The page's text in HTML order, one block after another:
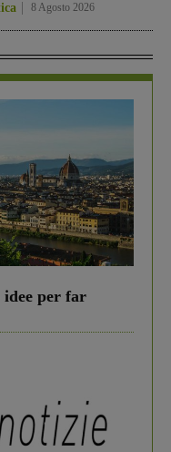
8 Agosto 2026
per far